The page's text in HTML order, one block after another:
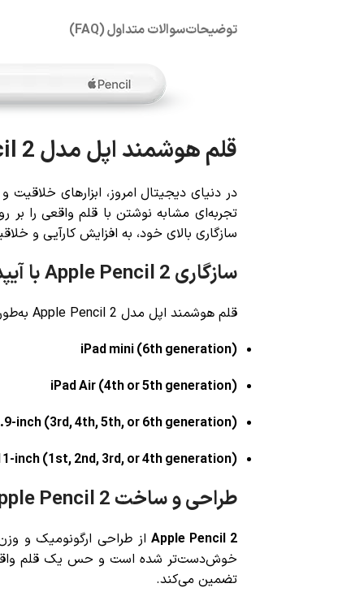
توضیحاتسوالات متداول (FAQ)
قلم هوشمند اپل مدل Apple Pencil 2: تجربه‌ای بی‌نظیر در طراحی و یادداشت‌برداری دیجیتال
در دنیای دیجیتال امروز، ابزارهای
سازگاری بالای خود، به افزایش کارآیی و
سازگاری Apple Pencil 2 با آیپدهای زیر:
قلم هوشمند اپل مدل Apple Pencil 2 به‌طور اختصاصی برای نسل های قدیمی آیپدها طراحی شده است و با مدل‌های زیر سازگاری کامل دارد:
iPad mini (6th generation)
iPad Air (4th or 5th generation)
inch (3rd, 4th, 5th, or 6th generation)
inch (1st, 2nd, 3rd, or 4th generation)
طراحی و ساخت Apple Pencil 2
Apple Pencil 2از طراحی ارگونومیک و
خوش‌دست‌تر شده است و حس یک قلم واقعی
تضمین می‌کند.